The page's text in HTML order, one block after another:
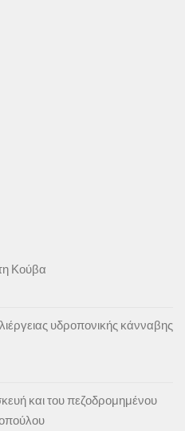
Κούβα
υδροπονικής κάνναβης
και του πεζοδρομημένου